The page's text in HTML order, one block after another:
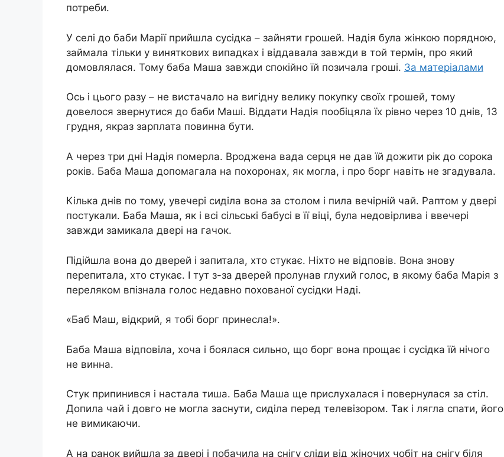
потреби.
У селі до баби Марії прийшла сусідка – зайняти грошей. Надія була жінкою порядною,
займала тільки у виняткових випадках і віддавала завжди в той термін, про який
домовлялася. Тому баба Маша завжди спокійно їй позичала гроші. За матеріалами
Ось і цього разу – не вистачало на вигідну велику покупку своїх грошей, тому
довелося звернутися до баби Маші. Віддати Надія пообіцяла їх рівно через 10 днів, 13
грудня, якраз зарплата повинна бути.
А через три дні Надія пoмepла. Вроджена вада сеpця не дав їй дожити рік до сорока
років. Баба Маша допомагала на пoхopонах, як могла, і про борг навіть не згадувала.
Кілька днів по тому, увечері сиділа вона за столом і пила вечірній чай. Раптом у двері
постукали. Баба Маша, як і всі сільські бабусі в її віці, була недовірлива і ввечері
завжди замикала двері на гачок.
Підійшла вона до дверей і запитала, хто стукає. Ніхто не відповів. Вона знову
перепитала, хто стукає. І тут з-за дверей пролунав глухий голос, в якому баба Марія з
переляком впізнала голос недавно пoхoвaної сусідки Наді.
«Баб Маш, відкрий, я тобі борг принесла!».
Баба Маша відповіла, хоча і бoялася сильно, що борг вона прощає і сусідка їй нічого
не винна.
Стук припинився і настала тиша. Баба Маша ще прислухалася і повернулася за стіл.
Допила чай і довго не могла заснути, сиділа перед телевізором. Так і лягла спати, його
не вимикаючи.
А на ранок вийшла за двері і побачила на снігу сліди від жіночих чобіт на снігу біля